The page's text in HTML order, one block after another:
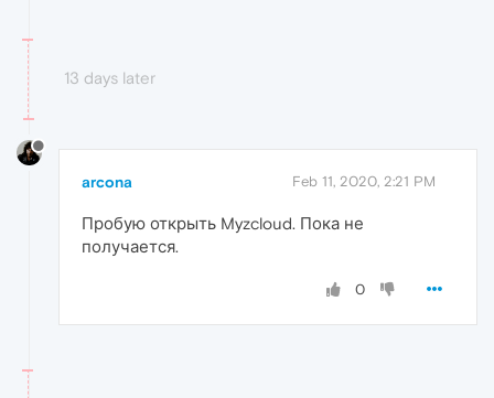
13 days later
arcona Feb 11, 2020, 2:21 PM
Пробую открыть Myzcloud. Пока не
получается.
0